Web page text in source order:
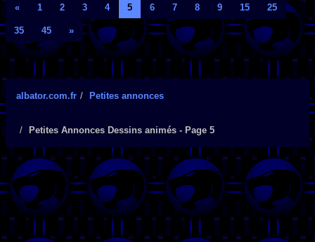
« 1 2 3 4 5 6 7 8 9 15 25
35 45 »
albator.com.fr Petites annonces
Petites Annonces Dessins animés - Page 5